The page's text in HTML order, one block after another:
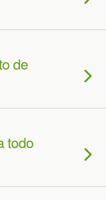
de
todo